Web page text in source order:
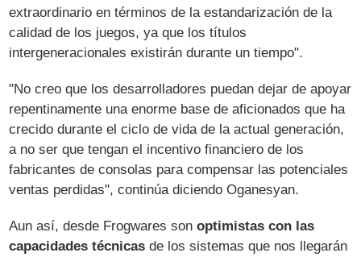
extraordinario en términos de la estandarización de la
calidad de los juegos, ya que los títulos
intergeneracionales existirán durante un tiempo".
"No creo que los desarrolladores puedan dejar de apoyar
repentinamente una enorme base de aficionados que ha
crecido durante el ciclo de vida de la actual generación,
a no ser que tengan el incentivo financiero de los
fabricantes de consolas para compensar las potenciales
ventas perdidas", continúa diciendo Oganesyan.
Aun así, desde Frogwares sonoptimistas con las
capacidades técnicas de los sistemas que nos llegarán